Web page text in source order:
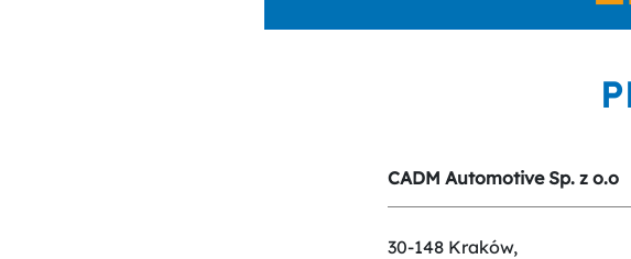
CADM Automotive Sp. z o.o
30-148 Kraków,